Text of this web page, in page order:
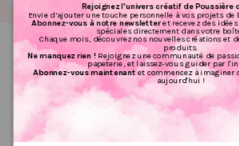
Stickers holographique jus
de fruit
1.83 €
PRIX VIP👑
12,00
Rejoignez l’univers créatif de Poussière
Envie d’ajouter une touche personnelle à vos projets
Abonnez-vous à notre newsletteret recevez des
spéciales directement dans votre
Chaque mois, découvrez nos nouvelles créations et
produits.
Ne manquez rien !Rejoignez une communauté de
papeterie, et laissez-vous guider par
Abonnez-vous maintenantet commencez à imaginer
aujourd'hui !